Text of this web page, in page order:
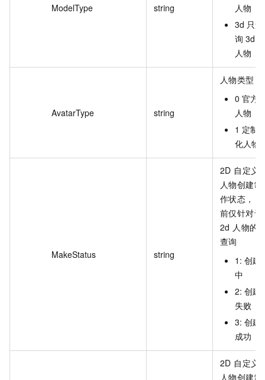
ModelType string
人物
3d 只查
询 3d
人物
AvatarType string
人物类型：
0 官方
人物
1 定制
化人物
MakeStatus string
2D 自定义
人物创建制
作状态，目
前仅针对于
2d 人物的
查询
1: 创建
中
2: 创建
失败
3: 创建
成功
2D 自定义
人物创建制